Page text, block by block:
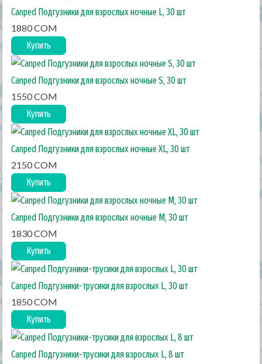
Canped Подгузники для взрослых ночные L, 30 шт
1880 COM
Купить
Canped Подгузники для взрослых ночные S, 30 шт
1550 COM
Купить
Canped Подгузники для взрослых ночные XL, 30 шт
2150 COM
Купить
Canped Подгузники для взрослых ночные М, 30 шт
1830 COM
Купить
Canped Подгузники-трусики для взрослых L, 30 шт
1850 COM
Купить
Canped Подгузники-трусики для взрослых L, 8 шт